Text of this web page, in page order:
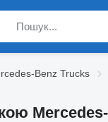
Benz Trucks